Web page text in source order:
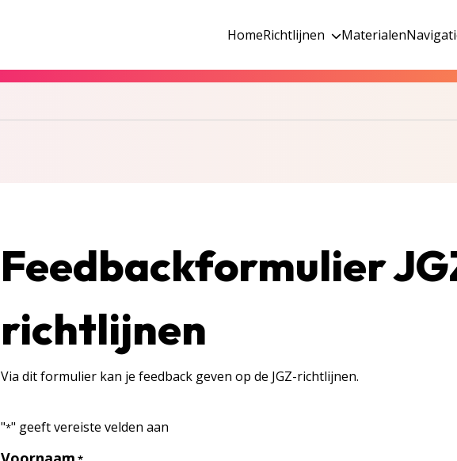
HomeRichtlijnen Materialen
Feedbackformulier
richtlijnen
Via dit formulier kan je feedback geven op de JGZ-richtlijnen.
"*" geeft vereiste velden aan